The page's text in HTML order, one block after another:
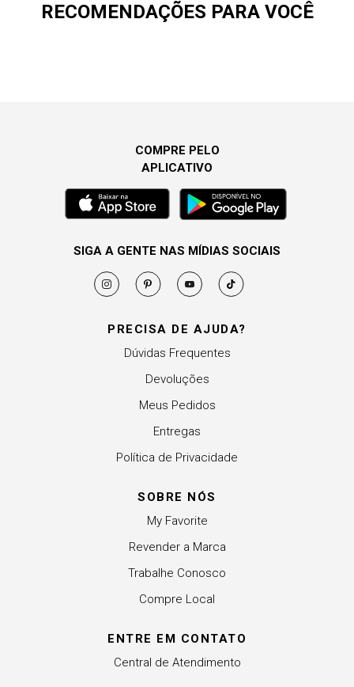
RECOMENDAÇÕES PARA VOCÊ
PRECISA DE AJUDA?
Dúvidas Frequentes
Devoluções
Meus Pedidos
Entregas
Política de Privacidade
SOBRE NÓS
My Favorite
Revender a Marca
Trabalhe Conosco
Compre Local
ENTRE EM CONTATO
Central de Atendimento
COMPRE PELO
APLICATIVO
SIGA A GENTE NAS MÍDIAS SOCIAIS